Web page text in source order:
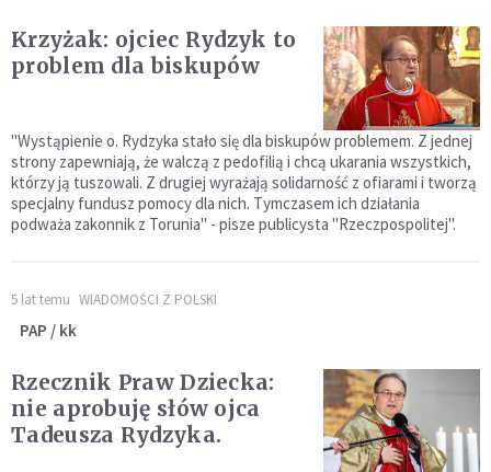
Krzyżak: ojciec Rydzyk to
problem dla biskupów
"Wystąpienie o. Rydzyka stało się dla biskupów problemem. Z jednej
strony zapewniają, że walczą z pedofilią i chcą ukarania wszystkich,
którzy ją tuszowali. Z drugiej wyrażają solidarność z ofiarami i tworzą
specjalny fundusz pomocy dla nich. Tymczasem ich działania
podważa zakonnik z Torunia" - pisze publicysta "Rzeczpospolitej".
5 lat temu WIADOMOŚCI Z POLSKI
PAP / kk
Rzecznik Praw Dziecka:
nie aprobuję słów ojca
Tadeusza Rydzyka.